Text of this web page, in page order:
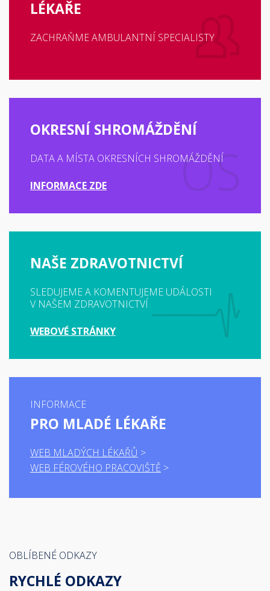
LÉKAŘE
ZACHRAŇME AMBULANTNÍ SPECIALISTY
OKRESNÍ SHROMÁŽDĚNÍ
DATA A MÍSTA OKRESNÍCH SHROMÁŽDĚNÍ
INFORMACE ZDE
NAŠE ZDRAVOTNICTVÍ
SLEDUJEME A KOMENTUJEME UDÁLOSTI
V NAŠEM ZDRAVOTNICTVÍ
WEBOVÉ STRÁNKY
INFORMACE
PRO MLADÉ LÉKAŘE
WEB MLADÝCH LÉKAŘŮ
WEB FÉROVÉHO PRACOVIŠTĚ
OBLÍBENÉ ODKAZY
RYCHLÉ ODKAZY